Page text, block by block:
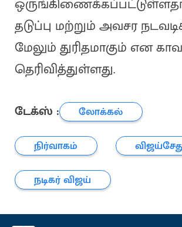
தடுப்பு மற்றும் அவசர
மேலும் துரிதமாகும் என
தெரிவித்துள்ளது.
டேக்ஸ் :
லோக்கல்
நிர்வாகம்
நடிகர் விஜய்